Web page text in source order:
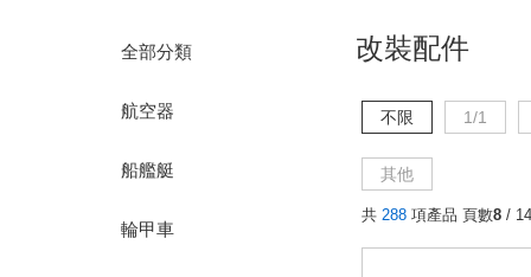
全部分類
航空器
船艦艇
輪甲車
改裝配件
不限 1/1
其他
共 288 項產品 頁數8 / 14